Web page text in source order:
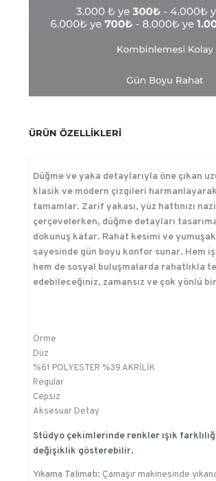
ÜRÜN ÖZELLIKLERI
Düğme ve yaka detaylarıyla öne çıkan
klasik ve modern çizgileri harmanlayarak
tamamlar. Zarif yakası, yüz hattınızı
çerçevelerken, düğme detayları
dokunuş katar. Rahat kesimi ve
sayesinde gün boyu konfor sunar. Hem
hem de sosyal buluşmalarda rahatlıkla
edebileceğiniz, zamansız ve çok yönlü
Örme
Düz
%61 POLYESTER %39 AKRİLİK
Regular
Cepsiz
Aksesuar Detay
Stüdyo çekimlerinde renkler ışık
değişiklik gösterebilir.
Yıkama Talimatı: Çamaşır makinesinde